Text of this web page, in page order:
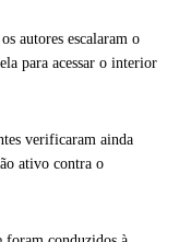
autores escalaram o
para acessar o interior
verificaram ainda
ativo contra o